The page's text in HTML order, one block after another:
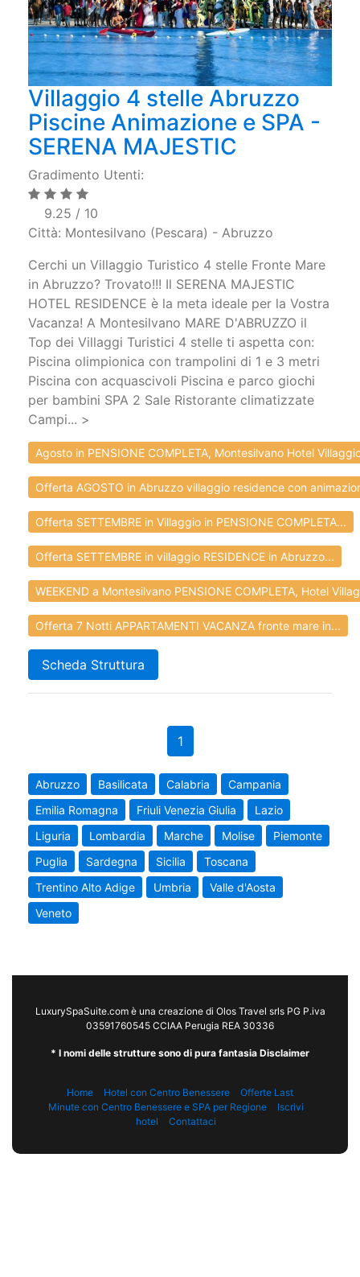
Villaggio 4 stelle Abruzzo
Piscine Animazione e SPA -
SERENA MAJESTIC
Gradimento Utenti:
9.25 / 10
Città: Montesilvano (Pescara) - Abruzzo
Cerchi un Villaggio Turistico 4 stelle Fronte Mare
in Abruzzo? Trovato!!! Il SERENA MAJESTIC
HOTEL RESIDENCE è la meta ideale per la Vostra
Vacanza! A Montesilvano MARE D'ABRUZZO il
Top dei Villaggi Turistici 4 stelle ti aspetta con:
Piscina olimpionica con trampolini di 1 e 3 metri
Piscina con acquascivoli Piscina e parco giochi
per bambini SPA 2 Sale Ristorante climatizzate
Campi... >
Agosto in PENSIONE COMPLETA, Montesilvano Hotel
Offerta AGOSTO in Abruzzo villaggio residence con
Offerta SETTEMBRE in Villaggio in PENSIONE COMPLETA...
Offerta SETTEMBRE in villaggio RESIDENCE in Abruzzo...
WEEKEND a Montesilvano PENSIONE COMPLETA, Hotel
Offerta 7 Notti APPARTAMENTI VACANZA fronte mare in...
Scheda Struttura
1
Abruzzo Basilicata Calabria
Campania
Emilia Romagna
Friuli Venezia Giulia
Lazio
Liguria
Lombardia Marche Molise
Piemonte
Puglia
Sardegna Sicilia
Toscana
Trentino Alto Adige
Umbria
Valle d'Aosta
Veneto
LuxurySpaSuite.com è una creazione di Olos Travel srls PG P.iva
03591760545 CCIAA Perugia REA 30336
* I nomi delle strutture sono di pura fantasia Disclaimer
Home Hotel con Centro Benessere
Offerte Last
Minute con Centro Benessere e SPA per Regione
Iscrivi
hotel
Contattaci